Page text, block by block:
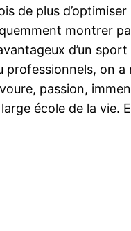
plus
montrer
d’un
on
passion,
école de la vie.